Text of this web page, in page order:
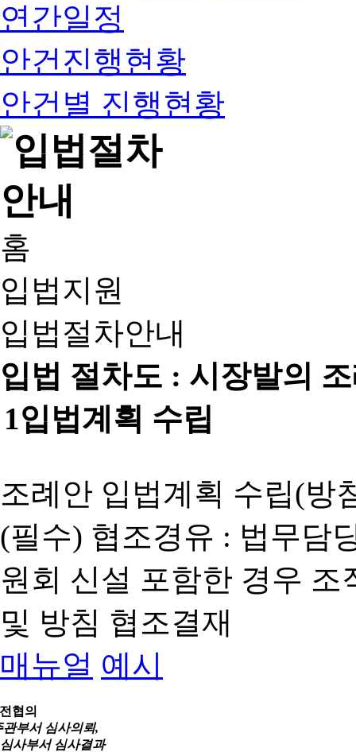
연간일정
안건진행현황
안건별 진행현황
홈
입법지원
입법절차안내
입법 절차도 : 시장발의
1입법계획 수립
조례안 입법계획 수립(방
(필수) 협조경유 : 법무담
원회 신설 포함한 경우
및 방침 협조결재
매뉴얼 예시
협의
관부서 심사의뢰,
심사부서 심사결과